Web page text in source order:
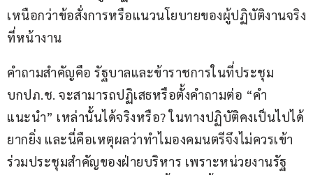
เหนือกว่าข้อสั่งการหรือแนวนโยบายของผู้ปฏิบัติงานจริง
ที่หน้างาน
คำถามสำคัญคือ รัฐบาลและข้าราชการในที่ประชุม
บกปภ.ช. จะสามารถปฏิเสธหรือตั้งคำถามต่อ “คำ
แนะนำ” เหล่านั้นได้จริงหรือ? ในทางปฏิบัติคงเป็นไปได้
ยากยิ่ง และนี่คือเหตุผลว่าทำไมองคมนตรีจึงไม่ควรเข้า
ร่วมประชุมสำคัญของฝ่ายบริหาร เพราะหน่วยงานรัฐ